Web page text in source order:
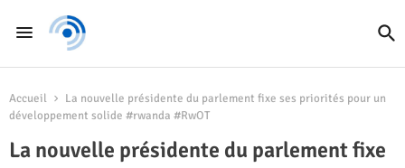
Accueil
La nouvelle présidente du parlement fixe ses priorités pour un
développement solide #rwanda #RwOT
La nouvelle présidente du parlement fixe